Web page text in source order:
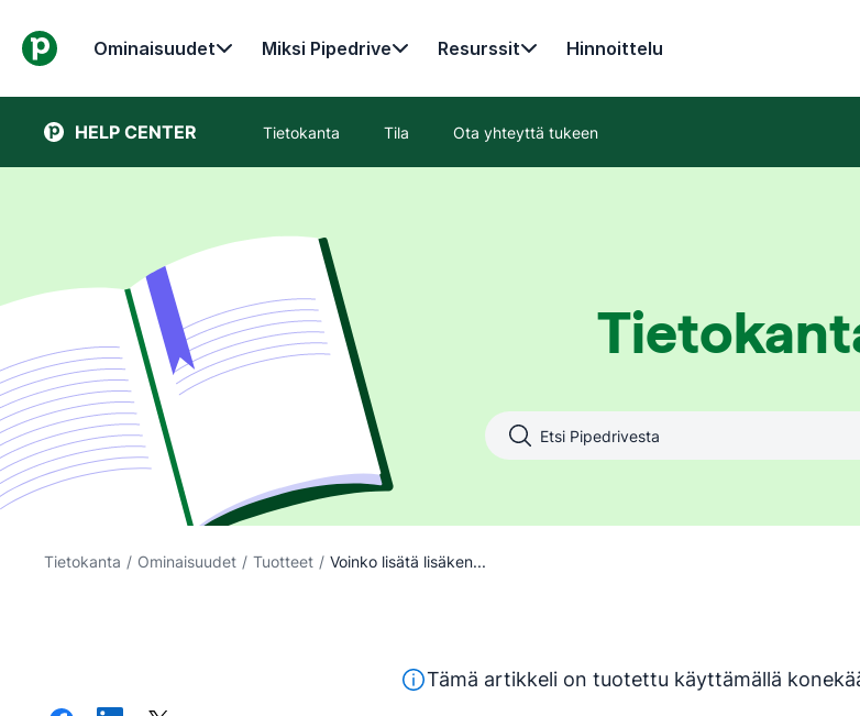
Ominaisuudet Miksi Pipedrive Resurssit Hinnoittelu
HELP CENTER Tietokanta Tila Ota yhteyttä tukeen
Tietokanta / Ominaisuudet / Tuotteet / Voinko lisätä lisäken...
Tämä teksti on käännetty englannista
Tämä artikkeli on tuotettu käyttämällä